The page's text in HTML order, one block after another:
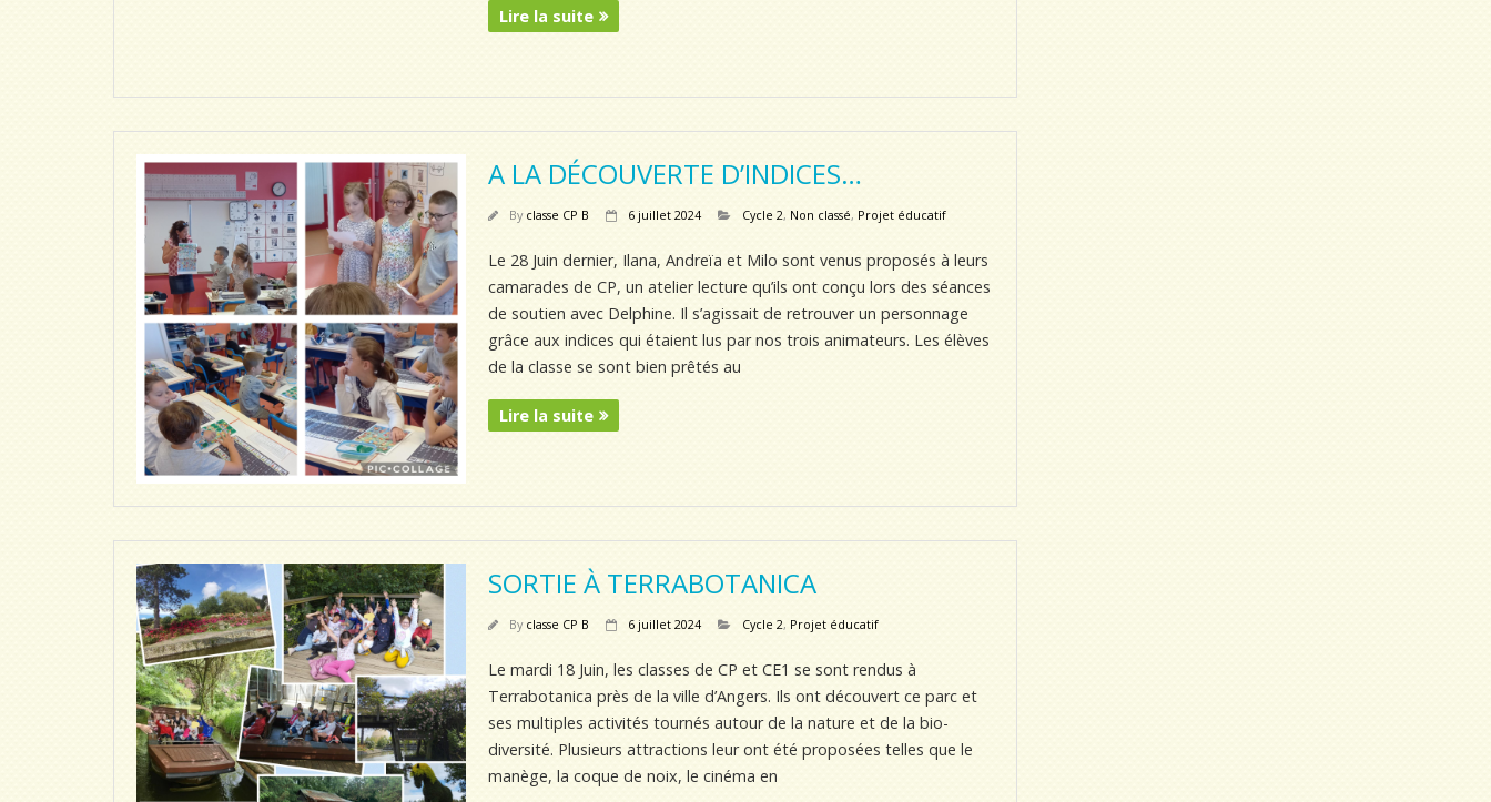
Lire la suite
A LA DÉCOUVERTE D’INDICES…
By classe CP B 6 juillet 2024 Cycle 2, Non classé, Projet éducatif
Le 28 Juin dernier, Ilana, Andreïa et Milo sont venus proposés à leurs
camarades de CP, un atelier lecture qu’ils ont conçu lors des séances
de soutien avec Delphine. Il s’agissait de retrouver un personnage
grâce aux indices qui étaient lus par nos trois animateurs. Les élèves
de la classe se sont bien prêtés au
Lire la suite
SORTIE À TERRABOTANICA
By classe CP B 6 juillet 2024 Cycle 2, Projet éducatif
Le mardi 18 Juin, les classes de CP et CE1 se sont rendus à
Terrabotanica près de la ville d’Angers. Ils ont découvert ce parc et
ses multiples activités tournés autour de la nature et de la bio-
diversité. Plusieurs attractions leur ont été proposées telles que le
manège, la coque de noix, le cinéma en